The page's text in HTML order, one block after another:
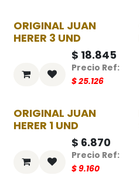
ORIGINAL JUAN
HERER 3 UND
$ 18.845
$25.126
ORIGINAL JUAN
HERER 1 UND
$ 6.870
$9.160